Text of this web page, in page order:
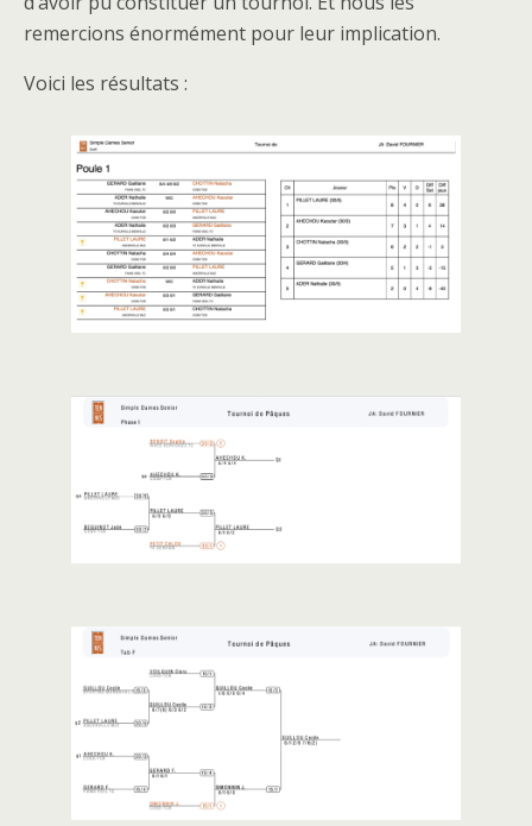
remercions énormément pour leur implication.
Voici les résultats :